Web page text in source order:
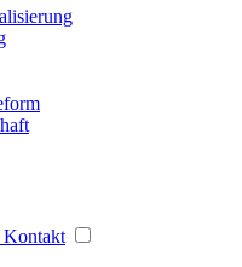
Kontakt